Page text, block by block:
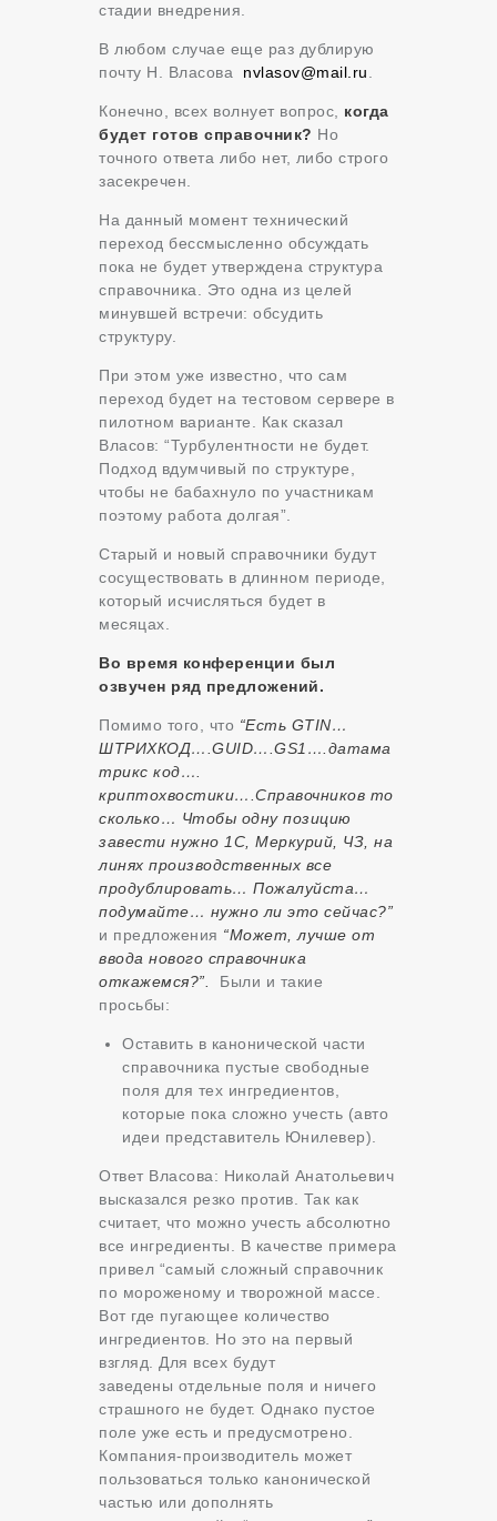
стадии внедрения.
В любом случае еще раз дублирую
почту Н. Власова nvlasov@mail.ru
Конечно, всех волнует вопрос, когда
будет готов справочник? Но
точного ответа либо нет, либо строго
засекречен.
На данный момент технический
переход бессмысленно обсуждать
пока не будет утверждена структура
справочника. Это одна из целей
минувшей встречи: обсудить
структуру.
При этом уже известно, что сам
переход будет на тестовом сервере в
пилотном варианте. Как сказал
Власов: “Турбулентности не будет.
Подход вдумчивый по структуре,
чтобы не бабахнуло по участникам
поэтому работа долгая”.
Старый и новый справочники будут
сосуществовать в длинном периоде,
который исчисляться будет в
месяцах.
Во время конференции был
озвучен ряд предложений.
Помимо того, что “Есть GTIN…
ШТРИХКОД….GUID….GS1….датама
трикс код….
криптохвостики….Справочников то
сколько… Чтобы одну позицию
завести нужно 1С, Меркурий, ЧЗ, на
линях производственных все
продублировать… Пожалуйста…
подумайте… нужно ли это сейчас?”
и предложения “Может, лучше от
ввода нового справочника
откажемся?”.
Были и такие
просьбы:
Оставить в канонической части
справочника пустые свободные
поля для тех ингредиентов,
которые пока сложно учесть (авто
идеи представитель Юнилевер).
Ответ Власова: Николай Анатольевич
высказался резко против. Так как
считает, что можно учесть абсолютно
все ингредиенты. В качестве примера
привел “самый сложный справочник
по мороженому и творожной массе.
Вот где пугающее количество
ингредиентов. Но это на первый
взгляд. Для всех будут
заведены отдельные поля и ничего
страшного не будет. Однако пустое
поле уже есть и предусмотрено.
Компания-производитель может
пользоваться только канонической
частью или дополнять